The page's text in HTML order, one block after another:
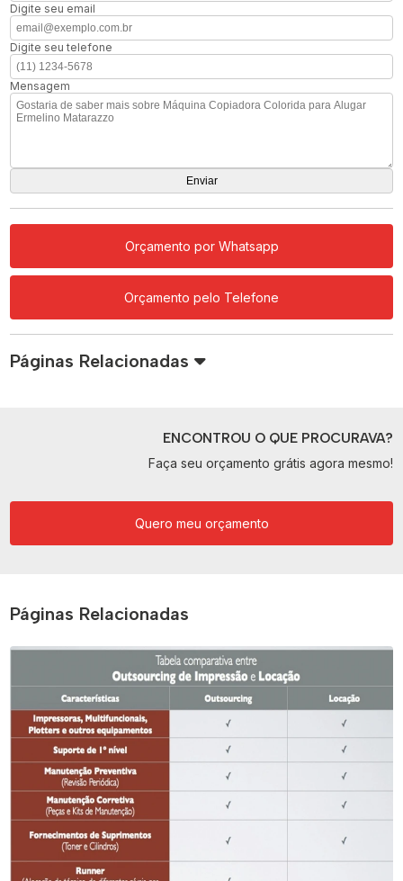
Digite seu email
Digite seu telefone
Mensagem
Orçamento por Whatsapp
Orçamento pelo Telefone
Páginas Relacionadas
ENCONTROU O QUE PROCURAVA?
Faça seu orçamento grátis agora mesmo!
Quero meu orçamento
Páginas Relacionadas